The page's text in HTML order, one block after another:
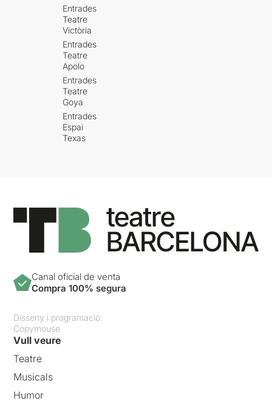
Entrades
Teatre
Victòria
Entrades
Teatre
Apolo
Entrades
Teatre
Goya
Entrades
Espai
Texas
Canal oficial de venta
Compra 100% segura
Disseny i programació:
Copymouse
Vull veure
Teatre
Musicals
Humor